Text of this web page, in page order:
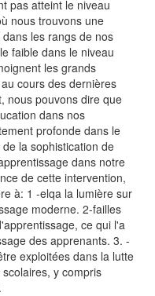
pas atteint le niveau
nous trouvons une
les rangs de nos
faible dans le niveau
les grands
cours des dernières
nous pouvons dire que
dans nos
profonde dans le
la sophistication de
dans notre
de cette intervention,
à: 1 -elqa la lumière sur
moderne. 2-failles
ce qui l'a
des apprenants. 3. -
exploitées dans la lutte
y compris